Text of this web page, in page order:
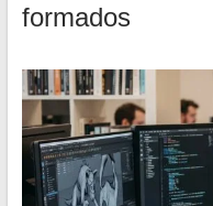
formados